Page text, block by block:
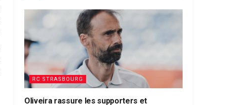
RC STRASBOURG
Oliveira rassure les supporters et